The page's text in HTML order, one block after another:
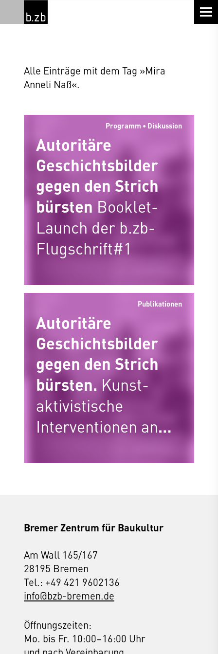
Alle Einträge mit dem Tag »Mira
Anneli Naß«.
Programm • Diskussion
Autoritäre
Geschichtsbilder
gegen den Strich
bürsten Booklet-
Launch der b.zb-
Flugschrift#1
Publikationen
Autoritäre
Geschichtsbilder
gegen den Strich
bürsten. Kunst-
aktivistische
Interventionen an
Konfliktlinien
Bremer Zentrum für Baukultur
Am Wall 165/167
28195 Bremen
Tel.: +49 421 9602136
info@bzb-bremen.de
Öffnungszeiten:
Mo. bis Fr. 10:00–16:00 Uhr